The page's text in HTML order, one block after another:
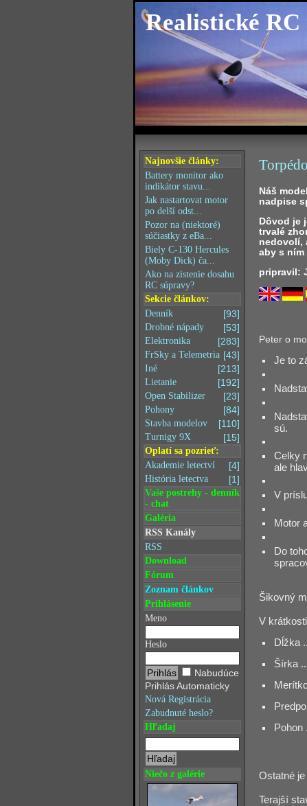
Realistické RC
Najnovšie články:
Battery monitor ako
indikátor stavu...
Jak nastartovat motor
po delší odst...
Pozor na (niektoré)
súčiastky z eBa...
Biely C-130 Hercules
(Moby Dick) ča...
Ako na zistenie dosahu
RC súpravy?
Sekcie článkov:
[93]
Denník
[53]
Drobné nápady
[283]
Elektronika
[43]
FrSky a Telemetria
[213]
Iné
[192]
Lietanie
[23]
Open Stabilizer
[84]
Pohony
[110]
Stavba modelov
[15]
Turnigy 9X
Oplatí sa pozrieť:
[4]
Akademie letectví
[1]
História letectva
Vaše postrehy - denník
- chat
Galéria
RSS Kanály
RSS
Download
Fórum
Zoznam článkov
Prihlásenie
Meno
Heslo
Nabudúce
Prihlás Automaticky
Nová Registrácia
Zabudnuté heslo?
Hľadaj
Niečo z galérie
Náš
nadpise
Dôvod je
trvalé
nedovolí,
aby s ním
pripravil:
Peter o
Je to
sú.
Celky
ale
V
Motor
Do
Šikovný
V
Dĺžka
Šírka
Pohon
Ostatné
Terajší